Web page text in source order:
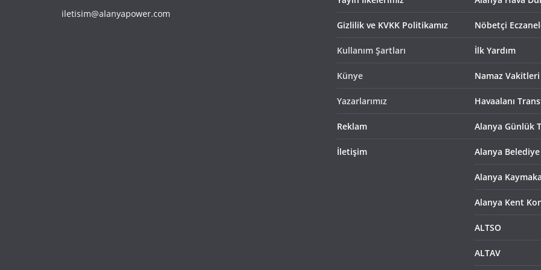
iletisim@alanyapower.com
Gizlilik ve KVKK Politikamız
Kullanım Şartları
Künye
Yazarlarımız
Reklam
İletişim
Nöbetçi
İlk Yardım
Namaz Vakitleri
Havaalanı
Alanya Günlük
Alanya Belediye
Alanya
Alanya Kent
ALTSO
ALTAV